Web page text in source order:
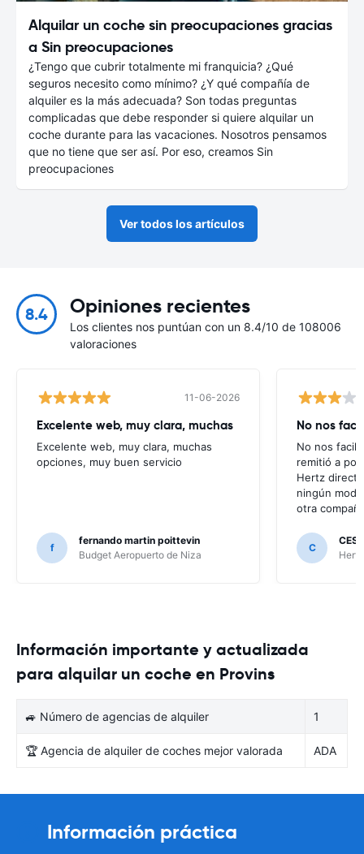
Alquilar un coche sin preocupaciones gracias
a Sin preocupaciones
¿Tengo que cubrir totalmente mi franquicia? ¿Qué
seguros necesito como mínimo? ¿Y qué compañía de
alquiler es la más adecuada? Son todas preguntas
complicadas que debe responder si quiere alquilar un
coche durante para las vacaciones. Nosotros pensamos
que no tiene que ser así. Por eso, creamos Sin
preocupaciones
Ver todos los artículos
8.4 Opiniones recientes
Los clientes nos puntúan con un 8.4/10 de 108006
valoraciones
11-06-2026
Excelente web, muy clara, muchas
Excelente web, muy clara, muchas
opciones, muy buen servicio
f
fernando martin poittevin
Budget Aeropuerto de Niza
No nos
No nos
remitió a
Hertz
ningún
otra
C
Información importante y actualizada
para alquilar un coche en Provins
🚙 Número de agencias de alquiler 1
🏆 Agencia de alquiler de coches mejor valorada ADA
Información práctica